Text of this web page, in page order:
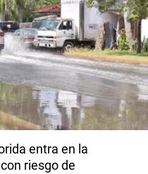
entra en la
riesgo de